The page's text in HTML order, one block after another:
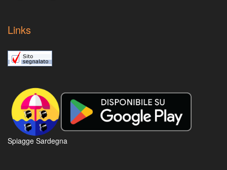
Links
Spiagge Sardegna